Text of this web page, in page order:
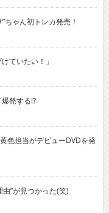
ゃん初トレカ発売！
ていたい！」
発する!?
色担当がデビューDVDを発
”が見つかった(笑)